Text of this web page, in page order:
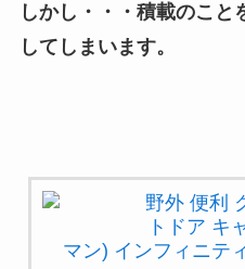
しかし・・・積載のこと
してしまいます。
野外 便利
トドア キ
マン) インフィニテ